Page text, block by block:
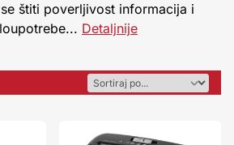
štiti poverljivost informacija i
Detaljnije